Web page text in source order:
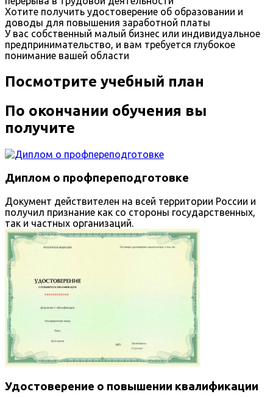
Хотите получить удостоверение об образовании и
доводы для повышения заработной платы
У вас собственный малый бизнес или индивидуальное
предпринимательство, и вам требуется глубокое
понимание вашей области
Посмотрите учебный план
По окончании обучения вы
получите
Диплом о профпереподготовке
Документ действителен на всей территории России и
получил признание как со стороны государственных,
так и частных организаций.
Удостоверение о повышении квалификации